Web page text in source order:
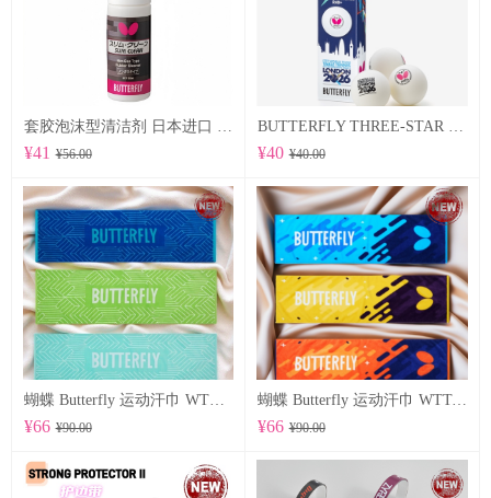
¥41 ¥56.00 ¥40 ¥40.00
蝴蝶 Butterfly 运动汗巾 WTT-122
¥66 ¥90.00
蝴蝶 Butterfly 运动汗巾 WTT-123
¥66 ¥90.00